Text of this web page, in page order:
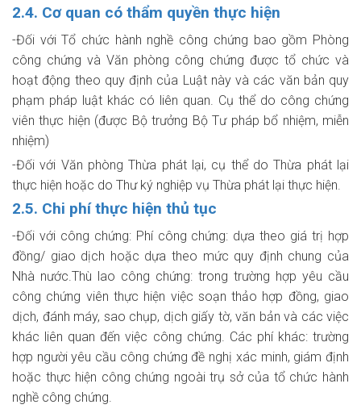
2.4. Cơ quan có thẩm quyền thực hiện
-Đối với Tổ chức hành nghề công chứng bao gồm Phòng
công chứng và Văn phòng công chứng được tổ chức và
hoạt động theo quy định của Luật này và các văn bản quy
phạm pháp luật khác có liên quan. Cụ thể do công chứng
viên thực hiện (được Bộ trưởng Bộ Tư pháp bổ nhiệm, miễn
nhiệm)
-Đối với Văn phòng Thừa phát lại, cụ thể do Thừa phát lại
thực hiện hoặc do Thư ký nghiệp vụ Thừa phát lại thực hiện.
2.5. Chi phí thực hiện thủ tục
-Đối với công chứng: Phí công chứng: dựa theo giá trị hợp
đồng/ giao dịch hoặc dựa theo mức quy định chung của
Nhà nước.Thù lao công chứng: trong trường hợp yêu cầu
công chứng viên thực hiện việc soạn thảo hợp đồng, giao
dịch, đánh máy, sao chụp, dịch giấy tờ, văn bản và các việc
khác liên quan đến việc công chứng. Các phí khác: trường
hợp người yêu cầu công chứng đề nghị xác minh, giám định
hoặc thực hiện công chứng ngoài trụ sở của tổ chức hành
nghề công chứng.